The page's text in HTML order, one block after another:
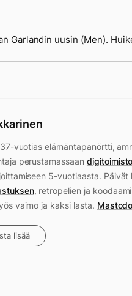
Garlandin uusin (Men).
vuotias elämäntapanörtti,
perustamassaan
5-vuotiaasta. Päivät
, retropelien ja
vaimo ja kaksi lasta.
lisää